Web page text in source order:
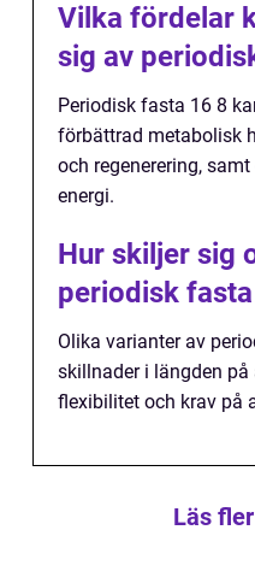
Vilka fördelar
sig av
Periodisk fasta 16 8
förbättrad metabolisk
och regenerering,
energi.
Hur skiljer sig
periodisk
Olika varianter av
skillnader i längden på
flexibilitet och krav på
Läs